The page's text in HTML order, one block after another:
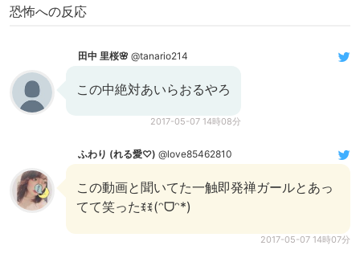
恐怖への反応
田中 里桜🌸 @tanario214
この中絶対あいらおるやろ
2017-05-07 14時08分
ふわり (れる愛♡) @love85462810
この動画と聞いてた一触即発禅ガールとあっ
てて笑ったꉂꉂ(ᵔᗜᵔ*)
2017-05-07 14時07分